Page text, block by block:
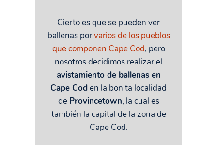
Cierto es que se pueden ver
ballenas porvarios de los pueblos
que componen Cape Cod, pero
nosotros decidimos realizar el
avistamiento de ballenas en
Cape Coden la bonita localidad
de Provincetown, la cual es
también la capital de la zona de
Cape Cod.